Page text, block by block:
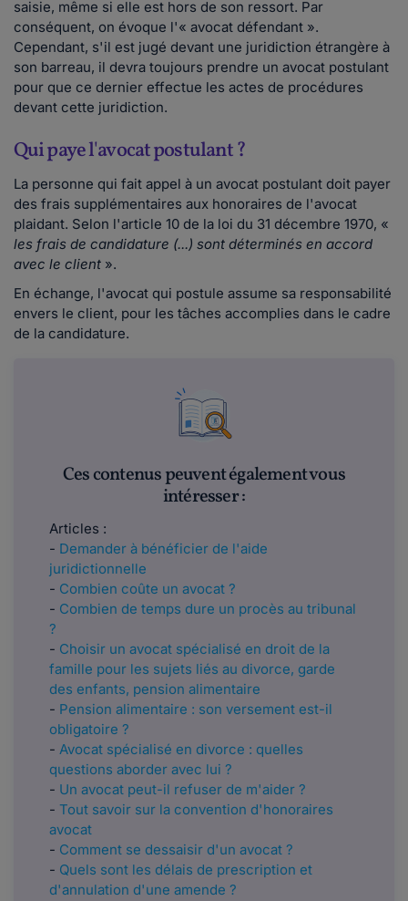
saisie, même si elle est hors de son ressort. Par
conséquent, on évoque l'« avocat défendant ».
Cependant, s'il est jugé devant une juridiction étrangère à
son barreau, il devra toujours prendre un avocat postulant
pour que ce dernier effectue les actes de procédures
devant cette juridiction.
Qui paye l'avocat postulant ?
La personne qui fait appel à un avocat postulant doit payer
des frais supplémentaires aux honoraires de l'avocat
plaidant. Selon l'article 10 de la loi du 31 décembre 1970, «
les frais de candidature (...) sont déterminés en accord
avec le client ».
En échange, l'avocat qui postule assume sa responsabilité
envers le client, pour les tâches accomplies dans le cadre
de la candidature.
Ces contenus peuvent également vous
intéresser :
Articles :
- Demander à bénéficier de l'aide
juridictionnelle
- Combien coûte un avocat ?
- Combien de temps dure un procès au tribunal
?
- Choisir un avocat spécialisé en droit de la
famille pour les sujets liés au divorce, garde
des enfants, pension alimentaire
- Pension alimentaire : son versement est-il
obligatoire ?
- Avocat spécialisé en divorce : quelles
questions aborder avec lui ?
- Un avocat peut-il refuser de m'aider ?
- Tout savoir sur la convention d'honoraires
avocat
- Comment se dessaisir d'un avocat ?
- Quels sont les délais de prescription et
d'annulation d'une amende ?